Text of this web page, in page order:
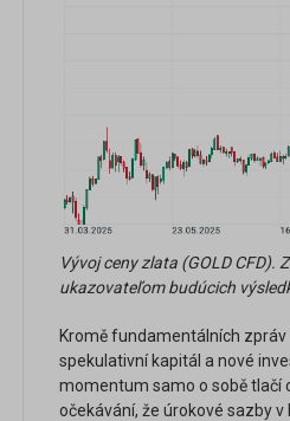
Vývoj ceny zlata (GOLD CFD).
ukazovateľom budúcich
Kromě fundamentálních
spekulativní kapitál a nové
momentum samo o sobě tlačí
očekávání, že úrokové sazby v